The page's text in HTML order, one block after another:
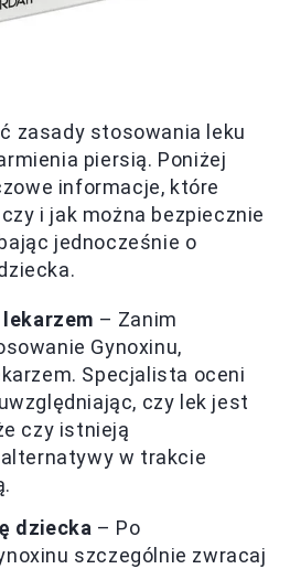
zasady stosowania leku
piersią. Poniżej
informacje, które
i jak można bezpiecznie
jednocześnie o
– Zanim
Gynoxinu,
Specjalista oceni
czy lek jest
czy istnieją
w trakcie
dziecka – Po
szczególnie zwracaj